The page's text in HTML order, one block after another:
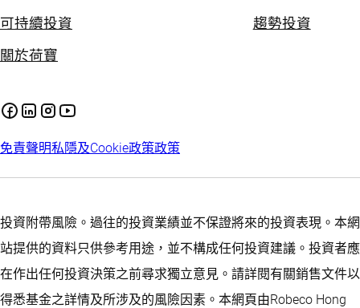
可持續投資
關於荷寶
趨勢投資
免責聲明私隱及Cookie政策政策
投資附帶風險。過往的投資業績並不保證將來的投資表現。本網
站提供的資料只供參考用途，並不構成任何投資建議。投資者應
在作出任何投資決策之前尋求獨立意見。請詳閱有關銷售文件以
得悉基金之詳情及所涉及的風險因素。本網頁由Robeco Hong